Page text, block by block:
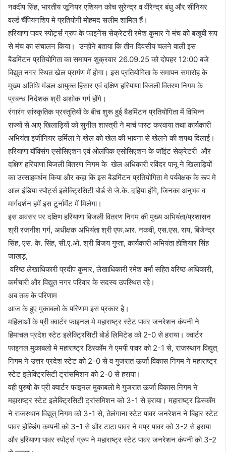
नवदीप सिंह, भारतीय जूनियर एशियन कोच सुरेन्द्र व वीरेन्द्र बंधु और सीनियर
वर्ल्ड चैंपियनशिप मे प्रतियोगी मोहमद सलीम शामिल हैं।
हरियाणा पावर स्पोर्ट्स ग्रुप के फाइनेंस सेक्रेटरी रमेश कुमार ने मंच को बखूबी रूप
से मंच का संचालन किया। उन्होंने बताया कि तीन दिवसीय चलने वाली इस
बैडमिंटन प्रतियोगिता का समापन शुक्रवार 26.09.25 को दोपहर 12:00 बजे
विद्युत नगर स्थित खेल प्रागंण में होगा। इस प्रतियोगिता के समापन समारोह के
मुख्य अतिथि मंडल आयुक्त हिसार एवं दक्षिण हरियाणा बिजली वितरण निगम के
प्रबन्ध निदेशक श्री अशोक गर्ग होंगे।
रंगारंग सांस्कृतिक प्रस्तुतियों के बीच शुरू हुई बैडमिंटन प्रतियोगिता में विभिन्न
राज्यों से आए खिलाड़ियों को सुनील शास्त्री ने मार्च पास्ट करवाया तथा कार्यकारी
अभियंता इंजीनियर उर्मिला ने खेल को खेल की भावना से खेलने की शपथ दिलाई।
हरियाणा बॉक्सिंग एसोसिएशन एवं ओलंपिक एसोसिएशन के जॉइंट सेक्रेटरी और
दक्षिण हरियाणा बिजली वितरण निगम के खेल अधिकारी रविंदर पानू ने खिलाड़ियों
का उत्साहवर्धन किया और कहा कि इस बैडमिंटन प्रतियोगिता मे पर्यवेक्षक के रूप मे
आल इंडिया स्पोर्ट्स इलेक्ट्रिसिटी बोर्ड से जे.के. दहिया होंगे, जिनका अनुभव व
मार्गदर्शन हमें इस टूर्नामेंट में मिलेगा।
इस अवसर पर दक्षिण हरियाणा बिजली वितरण निगम की मुख्य अभियंता/प्रशासन
श्री रजनीश गर्ग, अधीक्षक अभियंता श्री एफ.आर. नकवी, एस.एस. राय, बिजेन्द्र
सिंह, एस. के. सिंह, सी.ए.ओ. श्री विजय गुप्ता, कार्यकारी अभियंता होशियार सिंह
जाखड़,
वरिष्ठ लेखाधिकारी प्रदीप कुमार, लेखाधिकारी रमेश वर्मा सहित वरिष्ठ अधिकारी,
कर्मचारी और विद्युत नगर परिवार के सदस्य उपस्थित रहे।
अब तक के परिणाम
आज के हूए मुकाबलो के परिणाम इस प्रकार है।
महिलाओं के प्री क्वार्टर फाइनल मे महाराष्ट्र स्टेट पावर जनरेशन कंपनी ने
हिमाचल प्रदेश स्टेट इलेक्ट्रिसिटी बोर्ड लिमिटेड को 2-0 से हराया। क्वार्टर
फाइनल मुकाबलो मे महाराष्ट्र डिस्कॉम ने एमपी पावर को 2-1 से, राजस्थान विद्युत्
निगम ने उत्तर प्रदेश स्टेट को 2-0 से व गुजरात ऊर्जा विकास निगम ने महाराष्ट्र
स्टेट इलेक्ट्रिसिटी ट्रांसमिशन को 2-0 से हराया।
वही पुरुषो के प्री क्वार्टर फाइनल मुकाबलो मे गुजरात ऊर्जा विकास निगम ने
महाराष्ट्र स्टेट इलेक्ट्रिसिटी ट्रांसमिशन को 3-1 से हराया। महाराष्ट्र डिस्कॉम
ने राजस्थान विद्युत् निगम को 3-1 से, तेलंगाना स्टेट पावर जनरेशन ने बिहार स्टेट
पावर होल्डिंग कम्पनी को 3-1 से और टाटा पावर ने मप्र पावर को 3-2 से हराया
और हरियाणा पावर स्पोर्ट्स ग्रुप ने महाराष्ट्र स्टेट पावर जनरेशन कंपनी को 3-2